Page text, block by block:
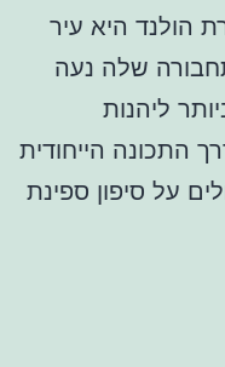
הולנד היא עיר
שלה נעה
ליהנות
התכונה הייחודית
על סיפון ספינת